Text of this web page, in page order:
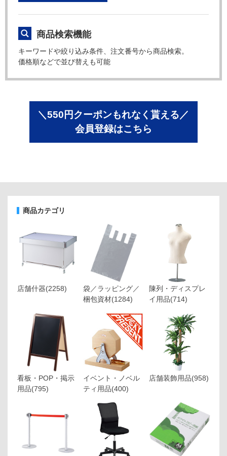
商品検索機能
キーワードや絞り込み条件、注文番号から商品検索。
価格順などで並び替えも可能
＼550円クーポンもれなく貰える／
会員登録はこちら
商品カテゴリ
店舗什器(2258)
袋／ラッピング／
梱包資材(1284)
陳列・ディスプレ
イ用品(714)
看板・POP・掲示
用品(795)
イベント・ノベル
ティ用品(400)
店舗装飾用品(958)